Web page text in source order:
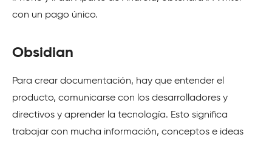
con un pago único.
Obsidian
Para crear documentación, hay que entender el
producto, comunicarse con los desarrolladores y
directivos y aprender la tecnología. Esto significa
trabajar con mucha información, conceptos e ideas